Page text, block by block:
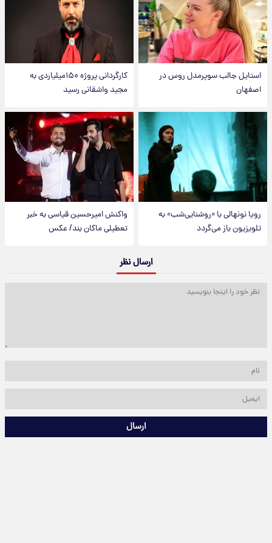
استایل جالب سوپرمدل روس در
اصفهان
کارگردانی پروژه ۱۵۰میلیاردی به
مجید واشقانی رسید
رویا نونهالی با «روشنایی‌شب» به
تلویزیون باز می‌گردد
واکنش امیرحسین قیاسی به خبر
تعطیلی ماکان بند/ عکس
ارسال نظر
ارسال